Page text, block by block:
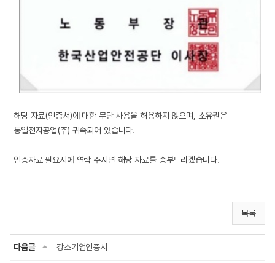
해당 자료(인증서)에 대한 무단 사용을 허용하지 않으며, 소유권은
통일전자공업(주) 귀속되어 있습니다.
인증자료 필요시에 연락 주시면 해당 자료를 송부드리겠습니다.
목록
다음글 강소기업인증서